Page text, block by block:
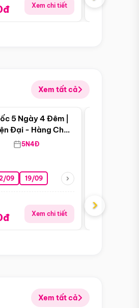
Xem chi tiết
Xem tất cả
Điểm nổi bật
5 Ngày 4 Đêm |
Đại - Hàng Châu
Cổ Kính
5N4Đ
09 19/09
Xem chi tiết
Giá từ:
›
Xem tất cả
Điểm nổi bật